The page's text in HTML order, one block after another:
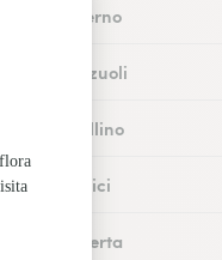
a Salerno
a Pozzuoli
a Avellino
a Portici
a Caserta